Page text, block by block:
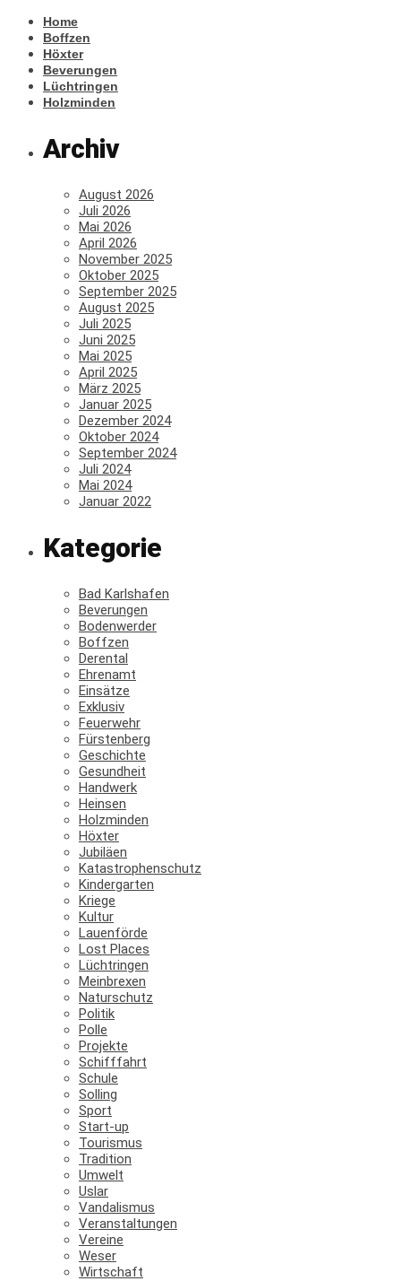
Home
Boffzen
Höxter
Beverungen
Lüchtringen
Holzminden
Archiv
August 2026
Juli 2026
Mai 2026
April 2026
November 2025
Oktober 2025
September 2025
August 2025
Juli 2025
Juni 2025
Mai 2025
April 2025
März 2025
Januar 2025
Dezember 2024
Oktober 2024
September 2024
Juli 2024
Mai 2024
Januar 2022
Kategorie
Bad Karlshafen
Beverungen
Bodenwerder
Boffzen
Derental
Ehrenamt
Einsätze
Exklusiv
Feuerwehr
Fürstenberg
Geschichte
Gesundheit
Handwerk
Heinsen
Holzminden
Höxter
Jubiläen
Katastrophenschutz
Kindergarten
Kriege
Kultur
Lauenförde
Lost Places
Lüchtringen
Meinbrexen
Naturschutz
Politik
Polle
Projekte
Schifffahrt
Schule
Solling
Sport
Start-up
Tourismus
Tradition
Umwelt
Uslar
Vandalismus
Veranstaltungen
Vereine
Weser
Wirtschaft